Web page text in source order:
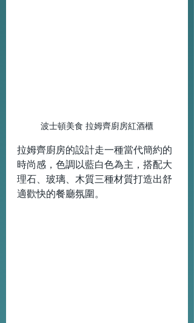
波士頓美食 拉姆齊廚房紅酒櫃
拉姆齊廚房的設計走一種當代簡約的
時尚感，色調以藍白色為主，搭配大
理石、玻璃、木質三種材質打造出舒
適歡快的餐廳氛圍。